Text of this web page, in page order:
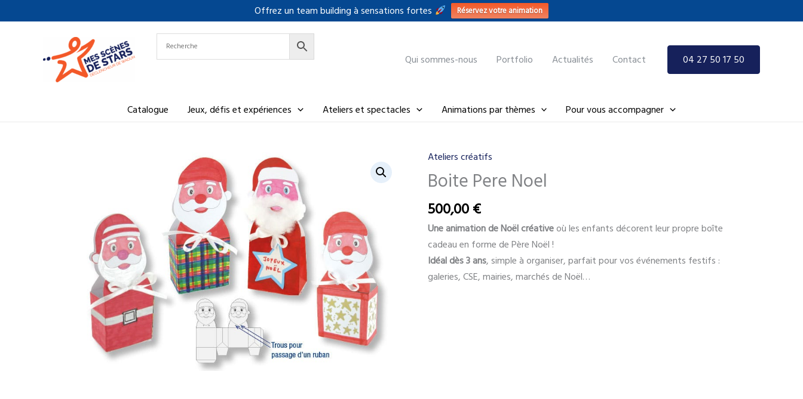
Offrez un team building à sensations fortes Réservez votre animation
au
Qui sommes-nous
Portfolio Actualités Contact 04 27 50 17 50
Catalogue Jeux, défis et expériences Ateliers et spectacles Animations par thèmes Pour vous accompagner
Ateliers créatifs
Boite Pere Noel
500,00 €
Une animation de Noël créative où les enfants décorent leur propre boîte
cadeau en forme de Père Noël !
Idéal dès 3 ans, simple à organiser, parfait pour vos événements festifs :
galeries, CSE, mairies, marchés de Noël…